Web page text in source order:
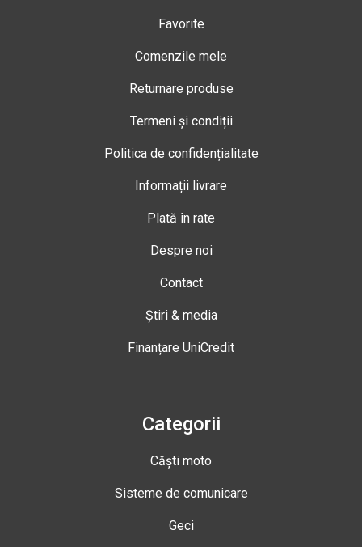
Favorite
Comenzile mele
Returnare produse
Termeni și condiții
Politica de confidențialitate
Informații livrare
Plată în rate
Despre noi
Contact
Știri & media
Finanțare UniCredit
Categorii
Căști moto
Sisteme de comunicare
Geci